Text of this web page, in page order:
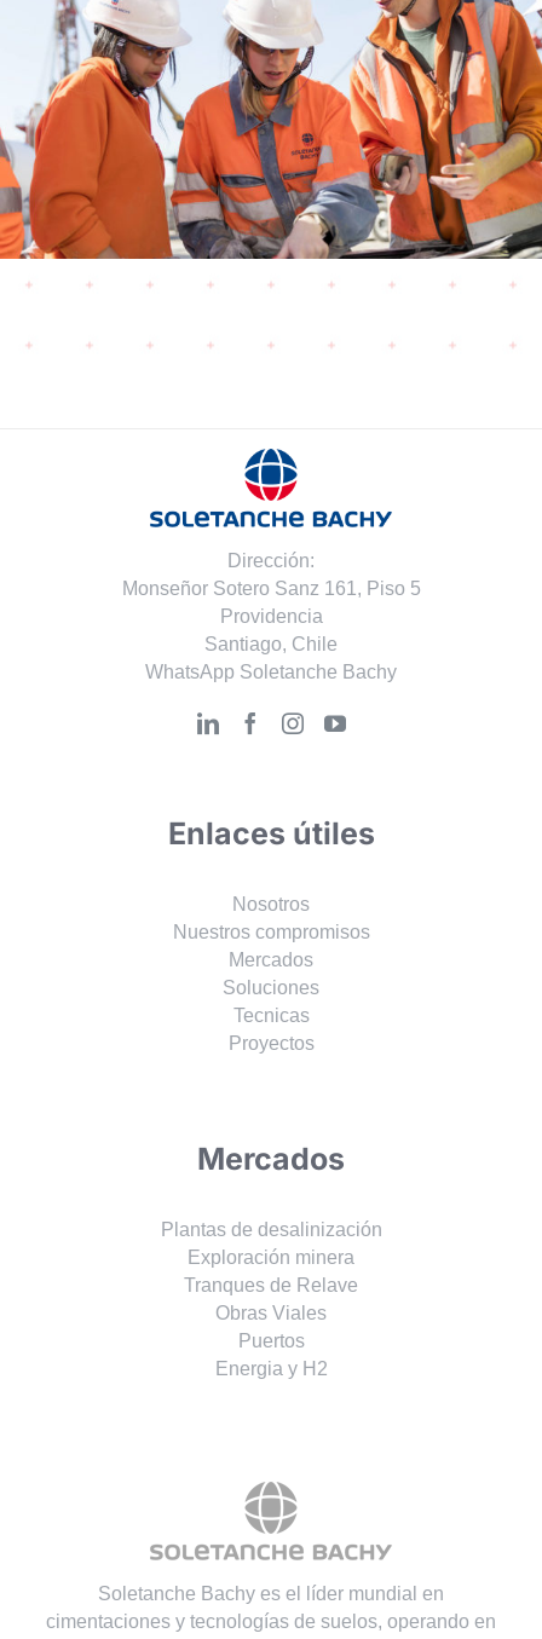
Dirección:
Monseñor Sotero Sanz 161, Piso 5
Providencia
Santiago, Chile
WhatsApp Soletanche Bachy
Enlaces útiles
Nosotros
Nuestros compromisos
Mercados
Soluciones
Tecnicas
Proyectos
Mercados
Plantas de desalinización
Exploración minera
Tranques de Relave
Obras Viales
Puertos
Energia y H2
Soletanche Bachy es el líder mundial en
cimentaciones y tecnologías de suelos, operando en